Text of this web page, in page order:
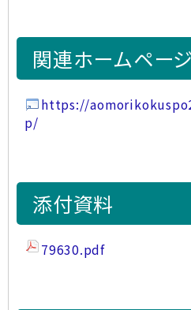
関連ホームページ
https://
p/
添付資料
79630.pdf